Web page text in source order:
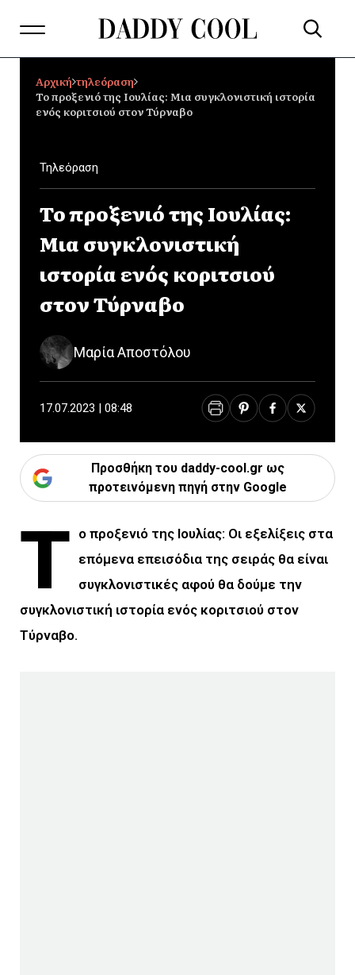
Αρχική τηλεόραση
Το προξενιό της Ιουλίας: Μια συγκλονιστική ιστορία
ενός κοριτσιού στον Τύρναβο
Τηλεόραση
Το προξενιό της Ιουλίας:
Μια συγκλονιστική
ιστορία ενός κοριτσιού
στον Τύρναβο
Μαρία Αποστόλου
17.07.2023 | 08:48
Προσθήκη του daddy-cool.gr ως
προτεινόμενη πηγή στην Google
Τ ο προξενιό της Ιουλίας: Οι εξελίξεις στα
επόμενα επεισόδια της σειράς θα είναι
συγκλονιστικές αφού θα δούμε την
συγκλονιστική ιστορία ενός κοριτσιού στον
Τύρναβο.